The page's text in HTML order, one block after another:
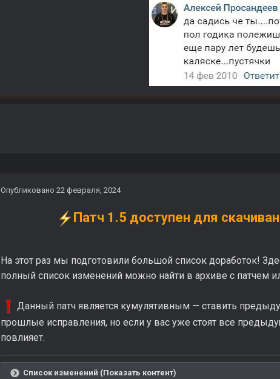
Опубликовано 22 февраля, 2024
Патч 1.5 доступен для
На этот раз мы подготовили большой список доработок!
полный список изменений можно найти в архиве с патчем
Данный патч является кумулятивным — ставить
прошлые исправления, но если у вас уже стоят все
повлияет.
Список изменений (Показать контент)